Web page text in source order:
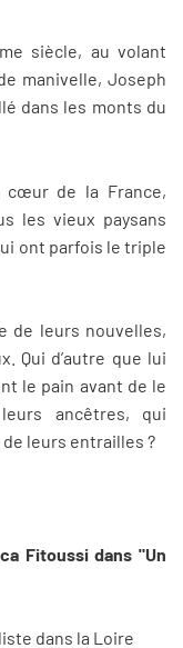
siècle, au volant
manivelle, Joseph
dans les monts du
cœur de la France,
les vieux paysans
ont parfois le triple
de leurs nouvelles,
Qui d’autre que lui
le pain avant de le
ancêtres, qui
leurs entrailles ?
Fitoussi dans "Un
dans la Loire